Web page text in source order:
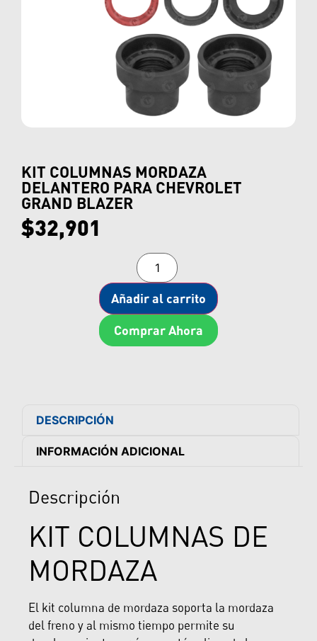
KIT COLUMNAS MORDAZA
DELANTERO PARA CHEVROLET
GRAND BLAZER
$32,901
Añadir al carrito
Comprar Ahora
DESCRIPCIÓN
INFORMACIÓN ADICIONAL
Descripción
KIT COLUMNAS DE
MORDAZA
El kit columna de mordaza soporta la mordaza
del freno y al mismo tiempo permite su